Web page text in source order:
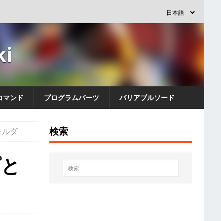
マンド プログラムパーツ バリアブルソード
ダ 検索